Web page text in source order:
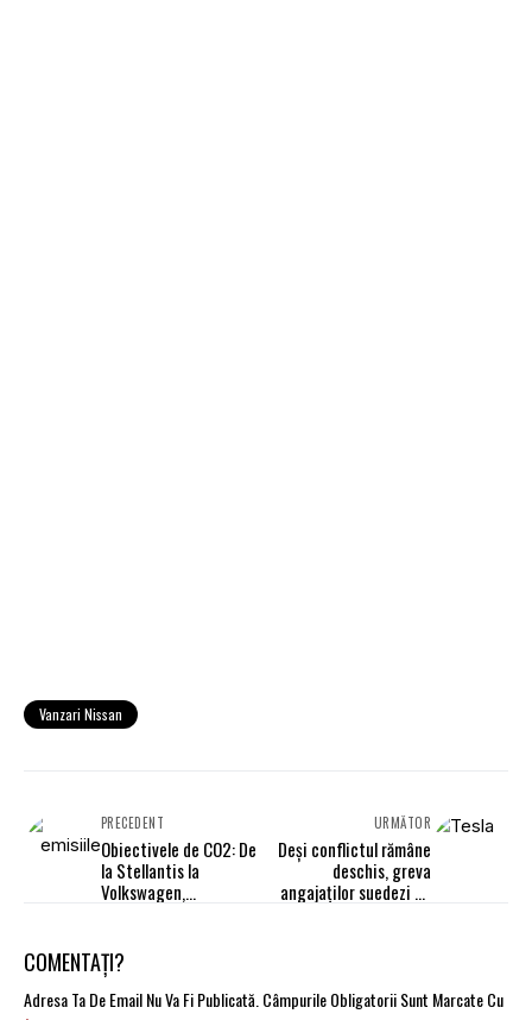
Vanzari Nissan
PRECEDENT
Obiectivele de CO2: De
la Stellantis la
Volkswagen,
unor amenzi record de 2
mld. euro
URMĂTOR
Deși conflictul rămâne
deschis, greva
angajaților suedezi de
COMENTAȚI?
Adresa Ta De Email Nu Va Fi Publicată.Câmpurile Obligatorii Sunt Marcate Cu